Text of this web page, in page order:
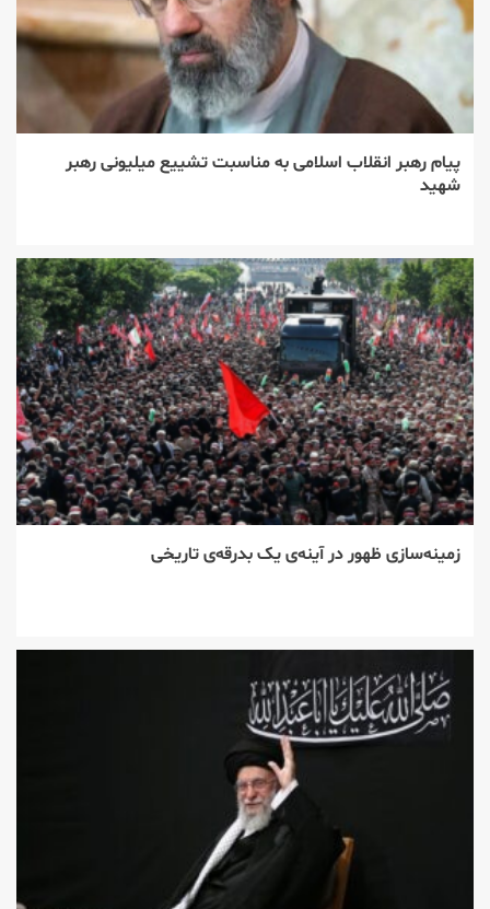
پیام رهبر انقلاب اسلامی به مناسبت تشییع میلیونی رهبر
شهید
زمینه‌سازی ظهور در آینه‌ی یک بدرقه‌ی تاریخی